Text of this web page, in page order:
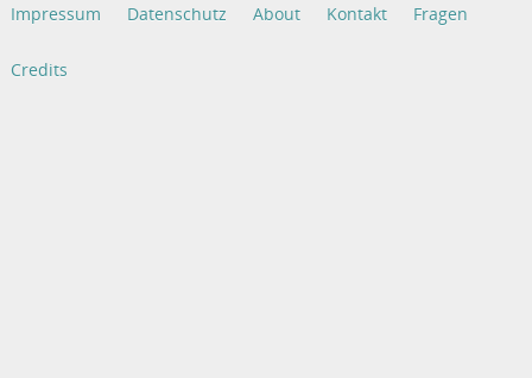
Impressum Datenschutz About Kontakt Fragen
Credits